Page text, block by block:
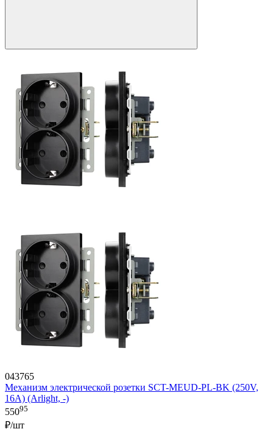
043765
Механизм электрической розетки SCT-MEUD-PL-BK (250V,
16A) (Arlight, -)
55095
₽/шт